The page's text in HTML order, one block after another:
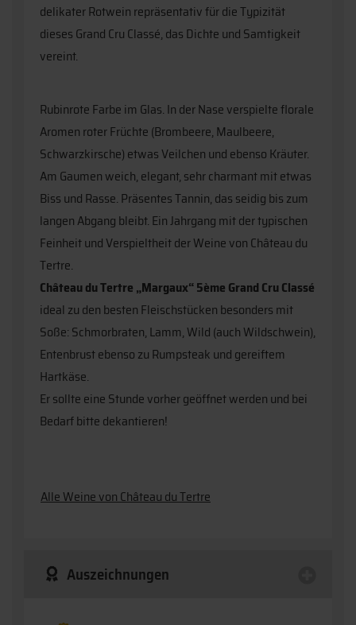
delikater Rotwein repräsentativ für die Typizität
dieses Grand Cru Classé, das Dichte und Samtigkeit
vereint.
Rubinrote Farbe im Glas. In der Nase verspielte florale
Aromen roter Früchte (Brombeere, Maulbeere,
Schwarzkirsche) etwas Veilchen und ebenso Kräuter.
Am Gaumen weich, elegant, sehr charmant mit etwas
Biss und Rasse. Präsentes Tannin, das seidig bis zum
langen Abgang bleibt. Ein Jahrgang mit der typischen
Feinheit und Verspieltheit der Weine von Château du
Tertre.
Château du Tertre „Margaux“ 5ème Grand Cru Classé
ideal zu den besten Fleischstücken besonders mit
Soße: Schmorbraten, Lamm, Wild (auch Wildschwein),
Entenbrust ebenso zu Rumpsteak und gereiftem
Hartkäse.
Er sollte eine Stunde vorher geöffnet werden und bei
Bedarf bitte dekantieren!
Alle Weine von Château du Tertre
Auszeichnungen